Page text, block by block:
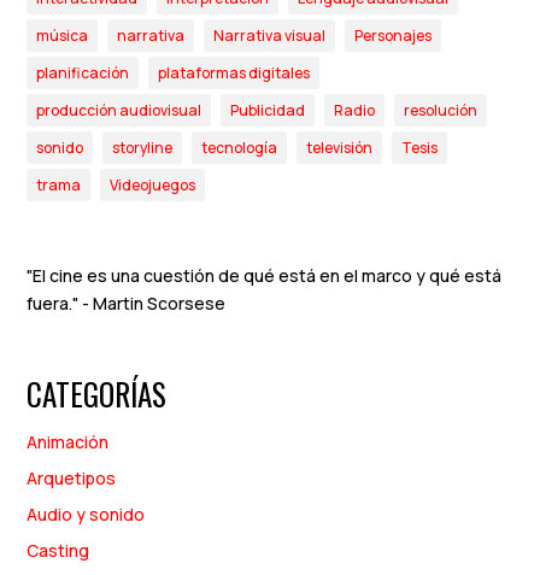
música
narrativa Narrativa visual
Personajes
planificación
plataformas digitales
producción audiovisual
Publicidad Radio
resolución
sonido
storyline tecnología televisión
Tesis
trama
Videojuegos
"El cine es una cuestión de qué está en el marco y qué está
fuera." - Martin Scorsese
CATEGORÍAS
Animación
Arquetipos
Audio y sonido
Casting